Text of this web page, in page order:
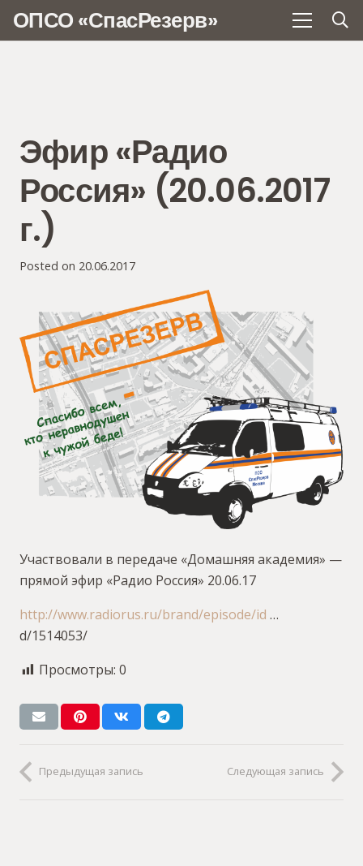
ОПСО «СпасРезерв»
Эфир «Радио
Россия» (20.06.2017
г.)
Posted on 20.06.2017
Участвовали в передаче «Домашняя академия» —
прямой эфир «Радио Россия» 20.06.17
http://www.radiorus.ru/brand/episode/id …
d/1514053/
Просмотры: 0
Предыдущая запись Следующая запись